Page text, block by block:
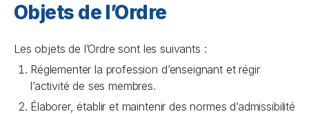
Objets de l’Ordre
Les objets de l’Ordre sont les suivants :
Réglementer la profession d’enseignant et régir
l’activité de ses membres.
Élaborer, établir et maintenir des normes d’admissibilité